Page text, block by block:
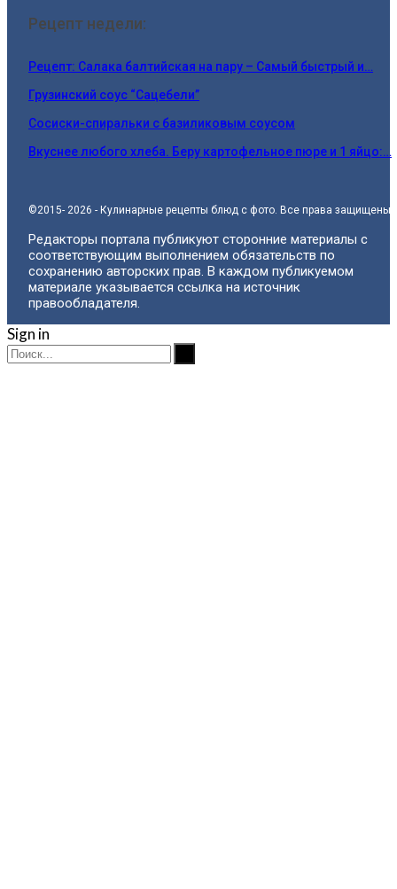
Рецепт недели:
Рецепт: Салака балтийская на пару – Самый быстрый и…
Грузинский соус “Сацебели”
Сосиски-спиральки с базиликовым соусом
Вкуснее любого хлеба. Беру картофельное пюре и 1 яйцо:…
©2015- 2026 - Кулинарные рецепты блюд с фото. Все права защищены.
Редакторы портала публикуют сторонние материалы с
соответствующим выполнением обязательств по
сохранению авторских прав. В каждом публикуемом
материале указывается ссылка на источник
правообладателя.
Sign in